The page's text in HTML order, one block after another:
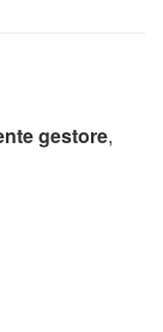
gestore,